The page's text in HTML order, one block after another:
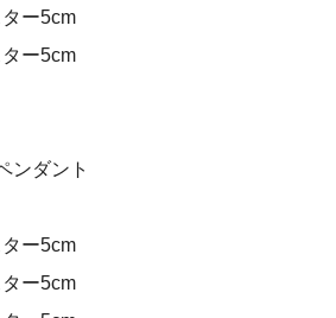
ー5cm
ー5cm
ンダント
ー5cm
ー5cm